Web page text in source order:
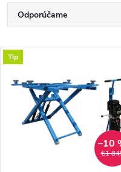
R
a
d
Odporúčame
Najdrahšie
Najpredávanejšie
Abecedne
V
ý
Tip
€1
–10